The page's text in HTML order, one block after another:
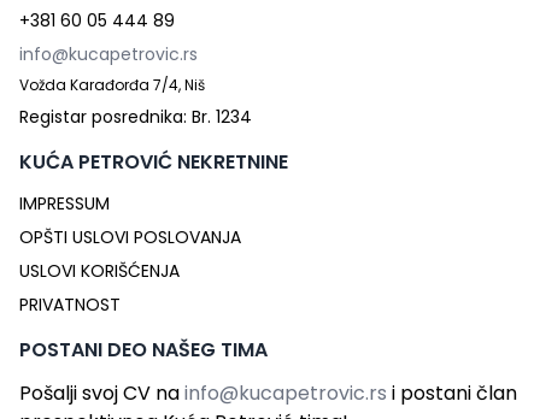
+381 60 05 444 89
info@kucapetrovic.rs
Vožda Karađorđa 7/4, Niš
Registar posrednika: Br. 1234
KUĆA PETROVIĆ NEKRETNINE
IMPRESSUM
OPŠTI USLOVI POSLOVANJA
USLOVI KORIŠĆENJA
PRIVATNOST
POSTANI DEO NAŠEG TIMA
Pošalji svoj CV nainfo@kucapetrovic.rs i postani član